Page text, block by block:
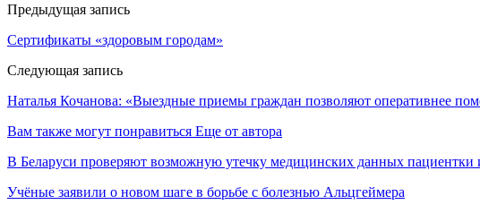
Предыдущая запись
Сертификаты «здоровым городам»
Следующая запись
Наталья Кочанова: «Выездные приемы граждан позволяют оперативнее
Вам также могут понравиться Еще от автора
В Беларуси проверяют возможную утечку медицинских данных пациентки
Учёные заявили о новом шаге в борьбе с болезнью Альцгеймера